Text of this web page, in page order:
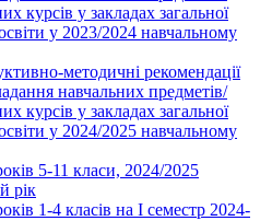
курсів у закладах загальної
у 2023/2024 навчальному
методичні рекомендації
навчальних предметів/
курсів у закладах загальної
у 2024/2025 навчальному
5-11 класи, 2024/2025
рік
1-4 класів на І семестр 2024-